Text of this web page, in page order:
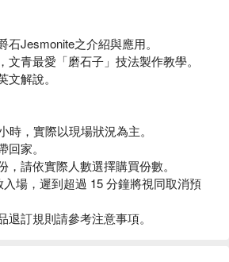
石Jesmonite之介紹與應用。
文青最愛「磨石子」技法製作教學。
文解說。
時，實際以現場狀況為主。
回家。
，請依實際人數選擇購買份數。
入場，遲到超過 15 分鐘將視同取消預
退訂規則請參考注意事項。